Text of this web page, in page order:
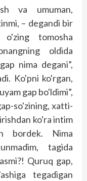
va umuman,
– degandi bir
tomosha
oldida
nima degani”,
Ko'pni ko'rgan,
gap bo'ldimi”,
so'zining, xatti-
ko'ra intim
bordek. Nima
tagida
Quruq gap,
tegadigan